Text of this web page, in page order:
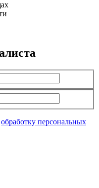
обработку персональных